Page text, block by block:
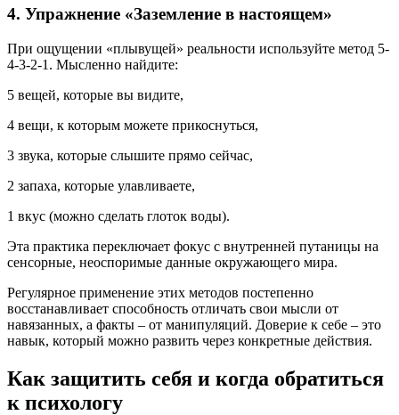
4. Упражнение «Заземление в настоящем»
При ощущении «плывущей» реальности используйте метод 5-
4-3-2-1. Мысленно найдите:
5 вещей, которые вы видите,
4 вещи, к которым можете прикоснуться,
3 звука, которые слышите прямо сейчас,
2 запаха, которые улавливаете,
1 вкус (можно сделать глоток воды).
Эта практика переключает фокус с внутренней путаницы на
сенсорные, неоспоримые данные окружающего мира.
Регулярное применение этих методов постепенно
восстанавливает способность отличать свои мысли от
навязанных, а факты – от манипуляций. Доверие к себе – это
навык, который можно развить через конкретные действия.
Как защитить себя и когда обратиться
к психологу